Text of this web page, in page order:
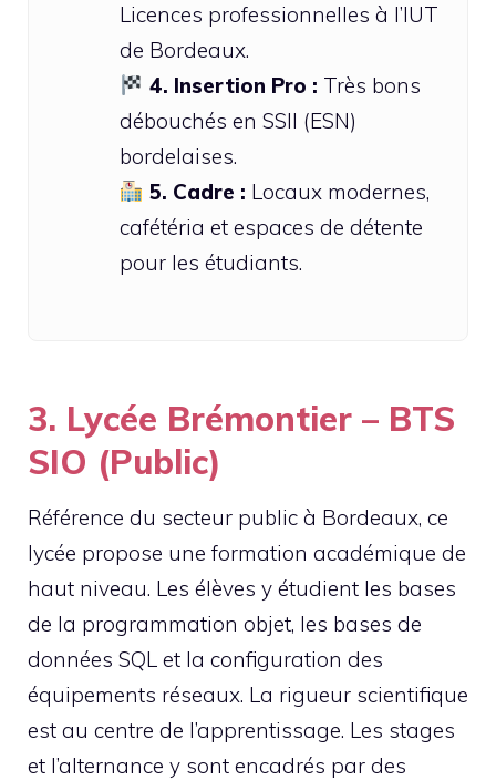
Licences professionnelles à l’IUT
de Bordeaux.
4. Insertion Pro : Très bons
débouchés en SSII (ESN)
bordelaises.
5. Cadre : Locaux modernes,
cafétéria et espaces de détente
pour les étudiants.
3. Lycée Brémontier – BTS
SIO (Public)
Référence du secteur public à Bordeaux, ce
lycée propose une formation académique de
haut niveau. Les élèves y étudient les bases
de la programmation objet, les bases de
données SQL et la configuration des
équipements réseaux. La rigueur scientifique
est au centre de l’apprentissage. Les stages
et l’alternance y sont encadrés par des